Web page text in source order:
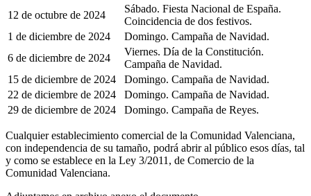
12 de octubre de 2024
Sábado. Fiesta Nacional de España.
Coincidencia de dos festivos.
1 de diciembre de 2024
Domingo. Campaña de Navidad.
6 de diciembre de 2024
Viernes. Día de la Constitución.
Campaña de Navidad.
15 de diciembre de 2024
Domingo. Campaña de Navidad.
22 de diciembre de 2024
Domingo. Campaña de Navidad.
29 de diciembre de 2024
Domingo. Campaña de Reyes.
Cualquier establecimiento comercial de la Comunidad Valenciana,
con independencia de su tamaño, podrá abrir al público esos días, tal
y como se establece en la Ley 3/2011, de Comercio de la
Comunidad Valenciana.